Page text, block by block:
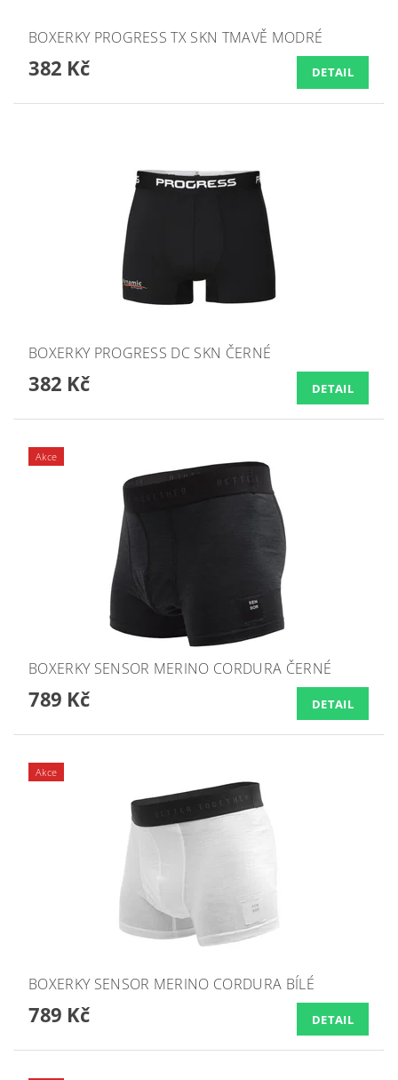
BOXERKY PROGRESS TX SKN TMAVĚ MODRÉ
382 Kč DETAIL
BOXERKY PROGRESS DC SKN ČERNÉ
382 Kč DETAIL
Akce
BOXERKY SENSOR MERINO CORDURA ČERNÉ
789 Kč DETAIL
Akce
BOXERKY SENSOR MERINO CORDURA BÍLÉ
789 Kč DETAIL